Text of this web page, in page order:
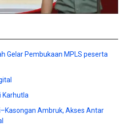
Gelar Pembukaan MPLS peserta
Karhutla
Ambruk, Akses Antar